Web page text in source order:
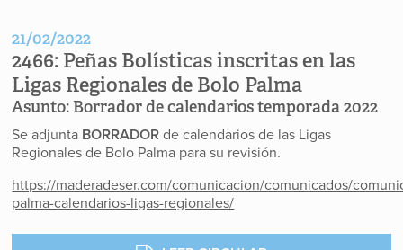
21/02/2022
2466: Peñas Bolísticas inscritas en las
Ligas Regionales de Bolo Palma
Asunto: Borrador de calendarios temporada 2022
Se adjunta BORRADOR de calendarios de las Ligas
Regionales de Bolo Palma para su revisión.
https://maderadeser.com/comunicacion/comunicados/
palma-calendarios-ligas-regionales/